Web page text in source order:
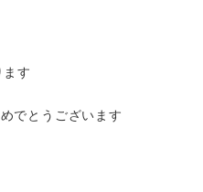
す
でとうございます